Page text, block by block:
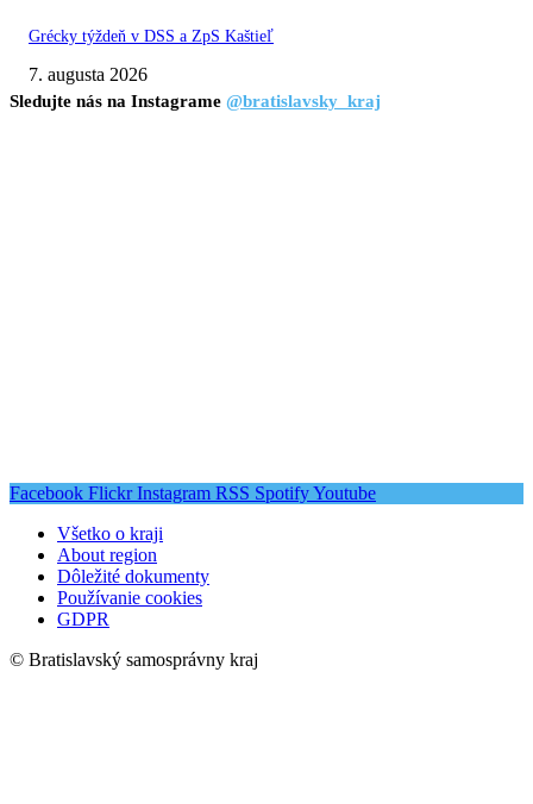
Grécky týždeň v DSS a ZpS Kaštieľ
7. augusta 2026
Sledujte nás na Instagrame @bratislavsky_kraj
Facebook Flickr Instagram RSS SpotifyYoutube
Všetko o kraji
About region
Dôležité dokumenty
Používanie cookies
GDPR
© Bratislavský samosprávny kraj